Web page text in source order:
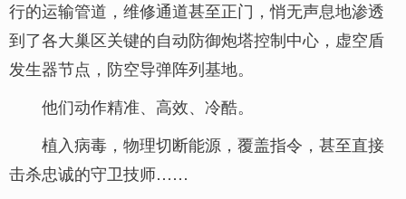
行的运输管道，维修通道甚至正门，悄无声息地渗透
到了各大巢区关键的自动防御炮塔控制中心，虚空盾
发生器节点，防空导弹阵列基地。
他们动作精准、高效、冷酷。
植入病毒，物理切断能源，覆盖指令，甚至直接
击杀忠诚的守卫技师……